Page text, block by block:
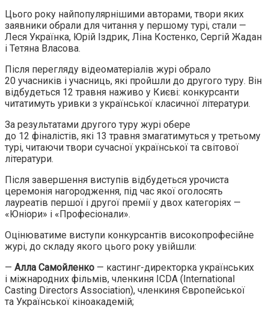
Цього року найпопулярнішими авторами, твори яких
заявники обрали для читання у першому турі, стали —
Леся Українка, Юрій Іздрик, Ліна Костенко, Сергій Жадан
і Тетяна Власова.
Після перегляду відеоматеріалів журі обрало
20 учасників і учасниць, які пройшли до другого туру. Він
відбудеться 12 травня наживо у Києві: конкурсанти
читатимуть уривки з української класичної літератури.
За результатами другого туру журі обере
до 12 фіналістів, які 13 травня змагатимуться у третьому
турі, читаючи твори сучасної української та світової
літератури.
Після завершення виступів відбудеться урочиста
церемонія нагородження, під час якої оголосять
лауреатів першої і другої премії у двох категоріях —
«Юніори» і «Професіонали».
Оцінюватиме виступи конкурсантів високопрофесійне
журі, до складу якого цього року увійшли:
— Алла Самойленко — кастинг-директорка українських
і міжнародних фільмів, членкиня ICDA (International
Casting Directors Association), членкиня Європейської
та Української кіноакадемій;